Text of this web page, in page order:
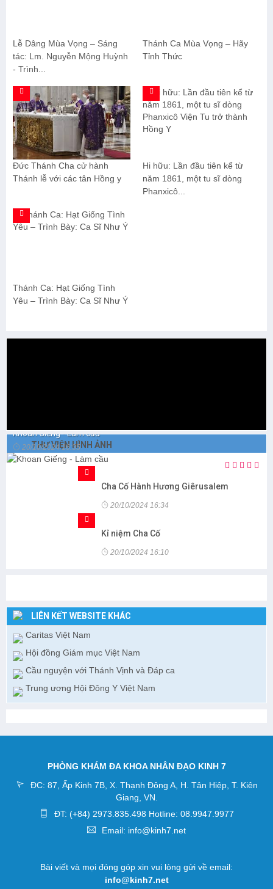
Lễ Dâng Mùa Vọng – Sáng
tác: Lm. Nguyễn Mộng Huỳnh
- Trình...
Thánh Ca Mùa Vọng – Hãy
Tỉnh Thức
Đức Thánh Cha cử hành
Thánh lễ với các tân Hồng y
Hi hữu: Lần đầu tiên kể từ
năm 1861, một tu sĩ dòng
Phanxicô...
Thánh Ca: Hạt Giống Tình
Yêu – Trình Bày: Ca Sĩ Như Ý
THƯ VIỆN HÌNH ẢNH
Khoan Giếng - Làm cầu
20/10/2024 16:35
Cha Cố Hành Hương Giêrusalem
20/10/2024 16:34
Kỉ niệm Cha Cố
20/10/2024 16:10
LIÊN KẾT WEBSITE KHÁC
Caritas Việt Nam
Hội đồng Giám mục Việt Nam
Cầu nguyện với Thánh Vịnh và Đáp ca
Trung ương Hội Đông Y Việt Nam
PHÒNG KHÁM ĐA KHOA NHÂN ĐẠO KINH 7
ĐC: 87, Ấp Kinh 7B, X. Thạnh Đông A, H. Tân Hiệp, T. Kiên
Giang, VN.
ĐT: (+84) 2973.835.498 Hotline: 08.9947.9977
Email: info@kinh7.net
Bài viết và mọi đóng góp xin vui lòng gửi về email:
info@kinh7.net